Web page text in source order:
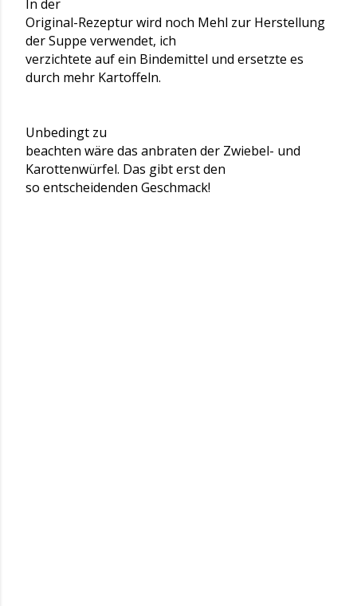
In der
Original-Rezeptur wird noch Mehl zur Herstellung
der Suppe verwendet, ich
verzichtete auf ein Bindemittel und ersetzte es
durch mehr Kartoffeln.
Unbedingt zu
beachten wäre das anbraten der Zwiebel- und
Karottenwürfel. Das gibt erst den
so entscheidenden Geschmack!